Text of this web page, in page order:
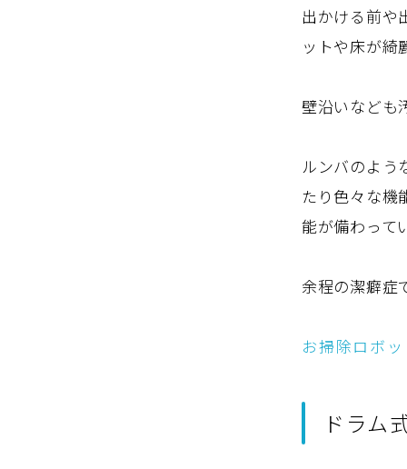
出かける前や
ットや床が綺
壁沿いなども
ルンバのよう
たり色々な機
能が備わって
余程の潔癖症
お掃除ロボ
ドラム